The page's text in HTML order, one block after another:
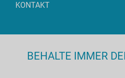
KONTAKT
BEHALTE IMMER